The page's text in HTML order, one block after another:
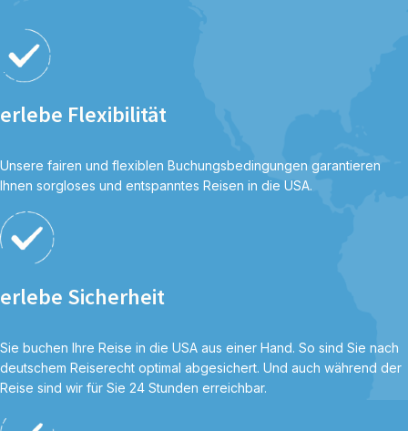
erlebe Flexibilität
Unsere fairen und flexiblen Buchungsbedingungen garantieren
Ihnen sorgloses und entspanntes Reisen in die USA.
erlebe Sicherheit
Sie buchen Ihre Reise in die USA aus einer Hand. So sind Sie nach
deutschem Reiserecht optimal abgesichert. Und auch während der
Reise sind wir für Sie 24 Stunden erreichbar.